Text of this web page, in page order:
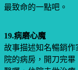
最致命的一點吧。
19.病磨心魔
故事描述知名暢銷
院的病房，開刀完